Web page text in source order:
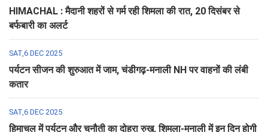
HIMACHAL : मैदानी शहरों से गर्म रही शिमला की रात, 20 दिसंबर से
बर्फबारी का अलर्ट
SAT,6 DEC 2025
पर्यटन सीजन की शुरुआत में जाम, चंडीगढ़-मनाली NH पर वाहनों की लंबी
कतार
SAT,6 DEC 2025
हिमाचल में पर्यटन और चुनौती का दोहरा रुख, शिमला-मनाली में इन दिन होगी